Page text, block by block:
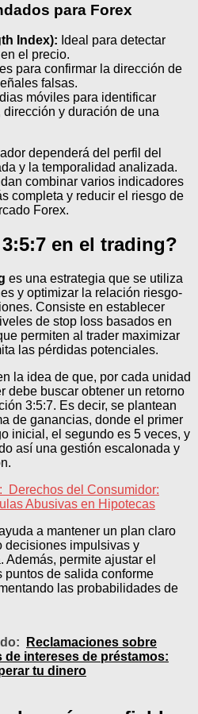
para Forex
Index): Ideal para detectar
el precio.
para confirmar la dirección de
falsas.
móviles para identificar
y duración de una
dependerá del perfil del
y la temporalidad analizada.
combinar varios indicadores
completa y reducir el riesgo de
Forex.
en el trading?
es una estrategia que se utiliza
y optimizar la relación riesgo-
Consiste en establecer
de stop loss basados en
permiten al trader maximizar
las pérdidas potenciales.
la idea de que, por cada unidad
debe buscar obtener un retorno
3:5:7. Es decir, se plantean
de ganancias, donde el primer
inicial, el segundo es 5 veces, y
así una gestión escalonada y
Derechos del Consumidor:
Abusivas en Hipotecas
a mantener un plan claro
decisiones impulsivas y
permite ajustar el
de salida conforme
las probabilidades de
Reclamaciones sobre
intereses de préstamos:
tu dinero